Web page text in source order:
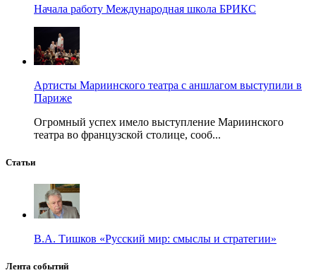
Начала работу Международная школа БРИКС
Артисты Мариинского театра с аншлагом выступили в
Париже
Огромный успех имело выступление Мариинского
театра во французской столице, сооб...
Статьи
В.А. Тишков «Русский мир: смыслы и стратегии»
Лента событий